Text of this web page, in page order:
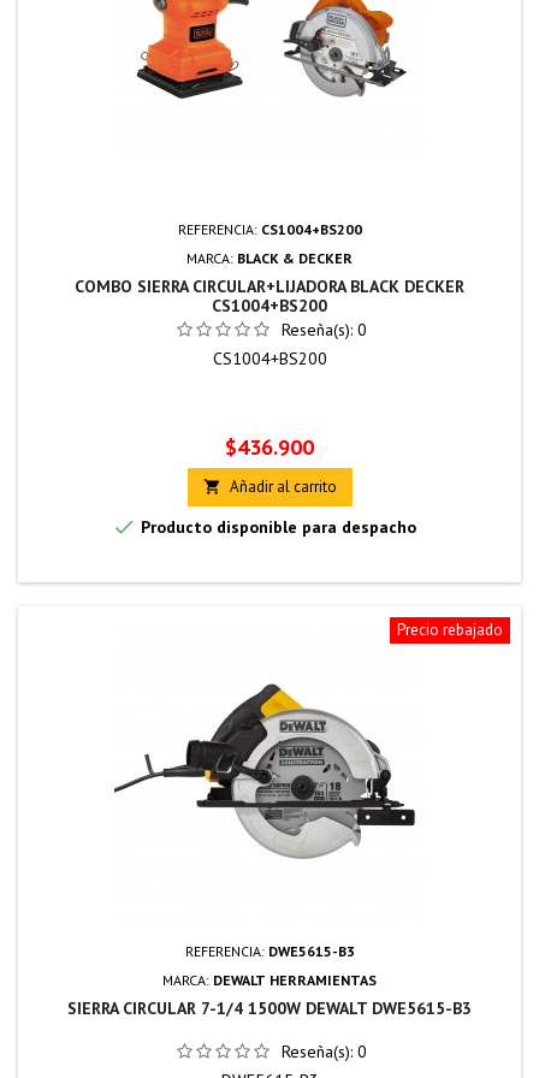
REFERENCIA: CS1004+BS200
MARCA: BLACK & DECKER
COMBO SIERRA CIRCULAR+LIJADORA BLACK DECKER
CS1004+BS200
Reseña(s): 0
CS1004+BS200
Precio
$436.900
 Añadir al carrito
 Producto disponible para despacho
Precio rebajado
REFERENCIA: DWE5615-B3
MARCA: DEWALT HERRAMIENTAS
SIERRA CIRCULAR 7-1/4 1500W DEWALT DWE5615-B3
Reseña(s): 0